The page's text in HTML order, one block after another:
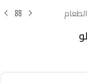
الطعام